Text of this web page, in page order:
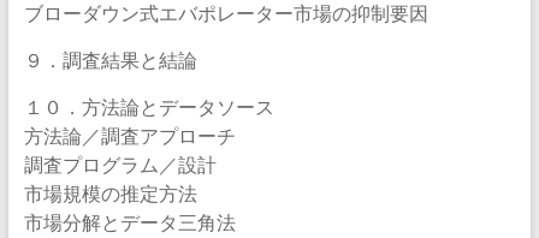
ブローダウン式エバポレーター市場の抑制要因
９．調査結果と結論
１０．方法論とデータソース
方法論／調査アプローチ
調査プログラム／設計
市場規模の推定方法
市場分解とデータ三角法